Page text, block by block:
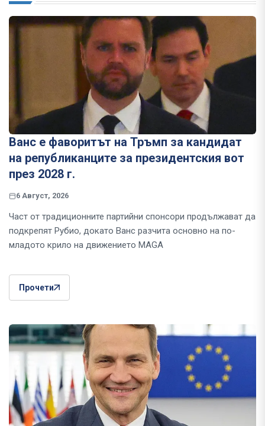
Ванс е фаворитът на Тръмп за кандидат
на републиканците за президентския вот
през 2028 г.
6 Август, 2026
Част от традиционните партийни спонсори продължават да
подкрепят Рубио, докато Ванс разчита основно на по-
младото крило на движението MAGA
Прочети